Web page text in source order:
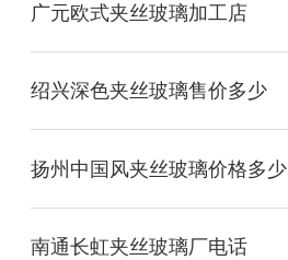
广元欧式夹丝玻璃加工店
绍兴深色夹丝玻璃售价多少
扬州中国风夹丝玻璃价格多少
南通长虹夹丝玻璃厂电话